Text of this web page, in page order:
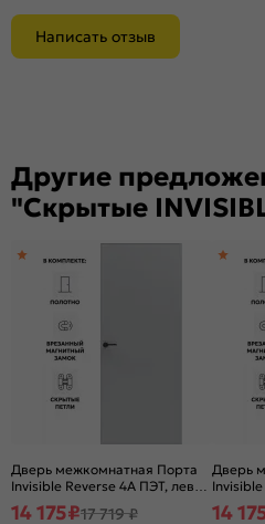
Написать отзыв
Другие
"Скрытые
Дверь межкомнатная Порта
Invisible Reverse 4A ПЭТ, левое
открывание, Shellac Grey,
глухая, скрытая, кромка
14 175₽17 719 ₽
Дверь
правое
Grey,
14